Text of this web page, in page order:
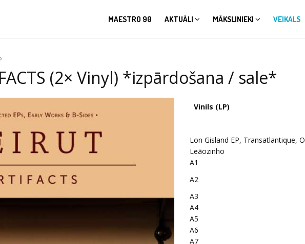
MAESTRO 90 AKTUĀLI MĀKSLINIEKI VEIKALS
(2× Vinyl) *izpārdošana / sale*
Vinils (LP)
Lon Gisland EP, Transatlantique, O
Leãozinho
A1
A2
A3
A4
A5
A6
A7